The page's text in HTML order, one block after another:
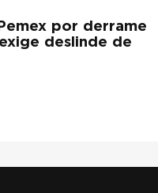
por derrame
deslinde de